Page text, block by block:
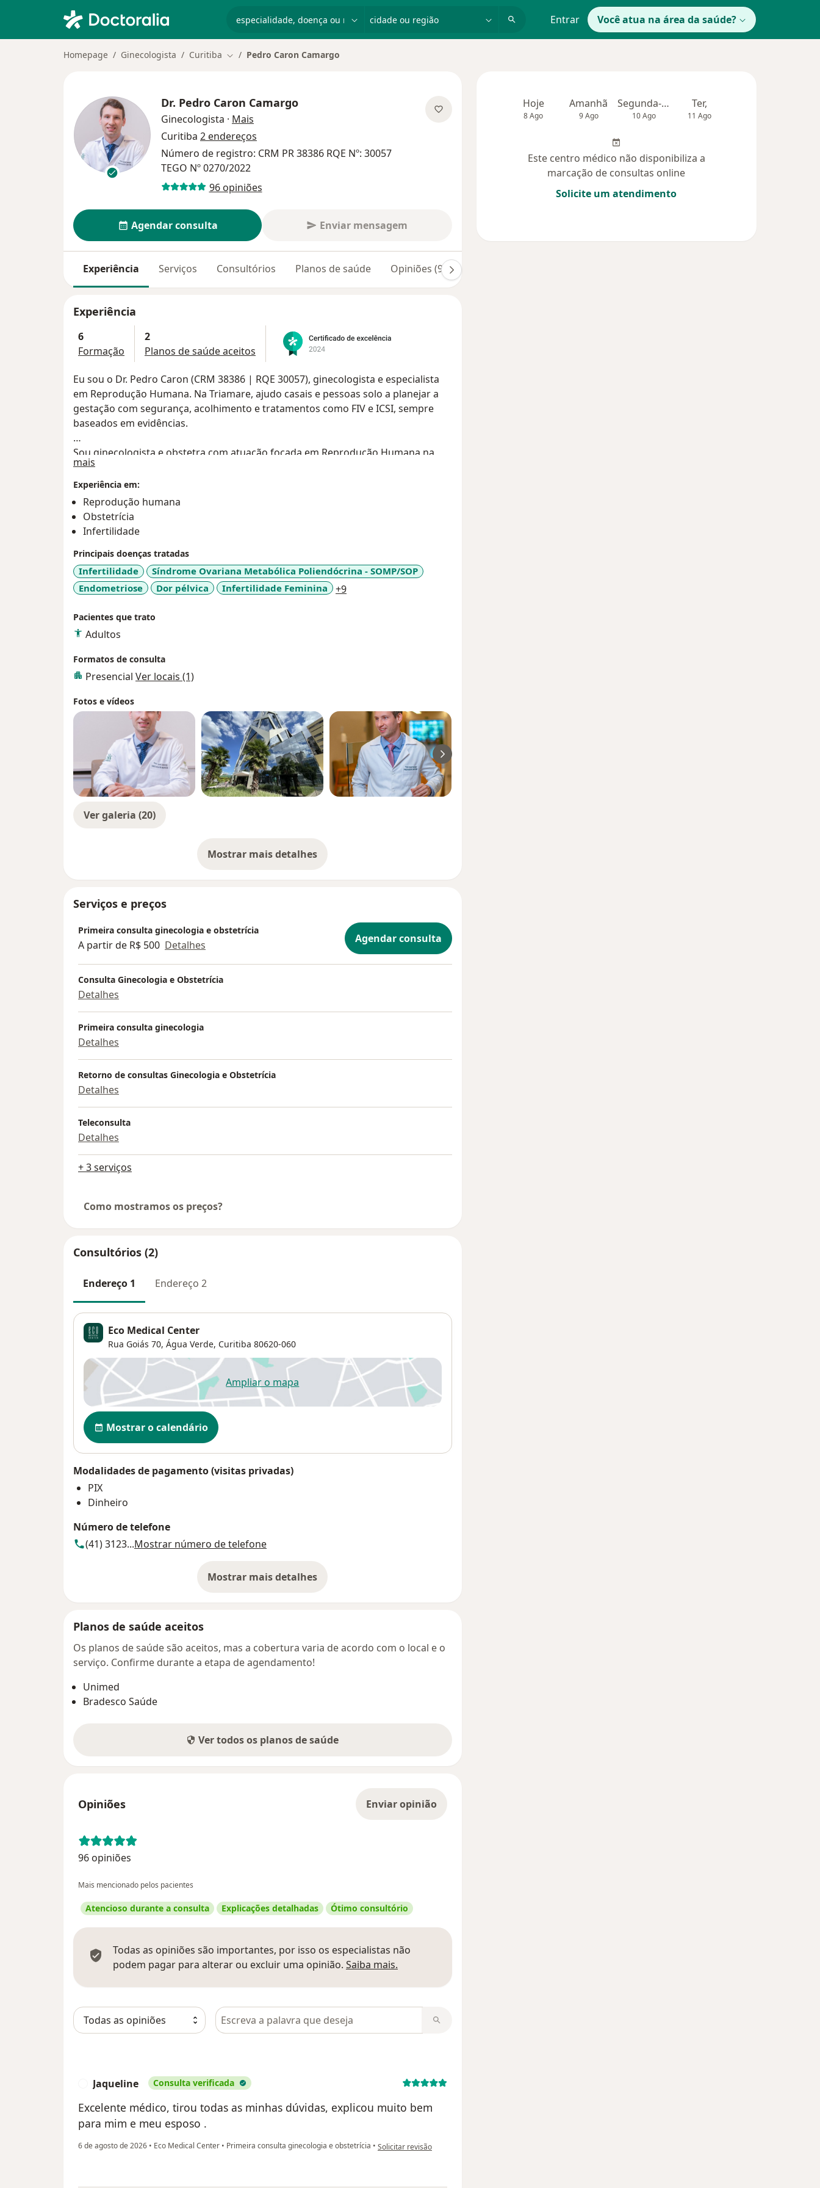
Entrar Você atua na área da saúde?
Homepage Ginecologista Curitiba Mudar de cidade
Pedro Caron Camargo
Dr. Pedro Caron Camargo
Ginecologista · Mais
Curitiba 2 endereços
Número de registro: CRM PR 38386 RQE Nº: 30057
TEGO Nº 0270/2022
96 opiniões
Agendar consulta Enviar mensagem
Experiência Serviços Consultórios Planos de saúde Opiniões (96)
Experiência
6
Formação
2
Planos de saúde aceitos
Eu sou o Dr. Pedro Caron (CRM 38386 | RQE 30057), ginecologista e especialista
em Reprodução Humana. Na Triamare, ajudo casais e pessoas solo a planejar a
gestação com segurança, acolhimento e tratamentos como FIV e ICSI, sempre
baseados em evidências.
Sou ginecologista e obstetra com atuação focada em Reprodução Humana na
Triamare (Curitiba‑PR). Atendo casais e pessoas solo com infertilidade feminina e
masculina, oferecendo avaliação completa e tratamentos como FIV, ICSI,
preservação de fertilidade e ovodoação, com comunicação clara e respeito à
diversidade. Minha prática é baseada em evidências, com explicação didática do
passo a passo e expectativas realistas em cada etapa do cuidado.
mais
Experiência em:
Reprodução humana
Obstetrícia
Infertilidade
Principais doenças tratadas
Infertilidade
Síndrome Ovariana Metabólica Poliendócrina - SOMP/SOP
Endometriose
Dor pélvica Infertilidade Feminina +9a11y_sr_more_diseases
Pacientes que trato
Adultos
Formatos de consulta
Presencial Ver locais (1)
Fotos e vídeos
Ver galeria (20)
Mostrar mais detalhes
sobre a experiência
Serviços e preços
Primeira consulta ginecologia e obstetrícia
A partir de R$ 500 Detalhes Agendar consulta
Consulta Ginecologia e Obstetrícia
Detalhes
Primeira consulta ginecologia
Detalhes
Retorno de consultas Ginecologia e Obstetrícia
Detalhes
Teleconsulta
Detalhes
+ 3 serviços
Como mostramos os preços?
Consultórios (2)
Endereço 1 Endereço 2
Eco Medical Center
Rua Goiás 70, Água Verde, Curitiba 80620-060
Ampliar o mapaabre num novo separador
Disponibilidade
Mostrar o calendário
Modalidades de pagamento (visitas privadas)
PIX
Dinheiro
Número de telefone
(41) 3123...Mostrar número de telefone
Mostrar mais detalhes
sobre o endereço
Planos de saúde aceitos
Os planos de saúde são aceitos, mas a cobertura varia de acordo com o local e o
serviço. Confirme durante a etapa de agendamento!
Unimed
Bradesco Saúde
Ver todos os planos de saúde
Opiniões Enviar opinião
96 opiniões
Mais mencionado pelos pacientes
Atencioso durante a consulta Explicações detalhadas Ótimo consultório
Todas as opiniões são importantes, por isso os especialistas não
podem pagar para alterar ou excluir uma opinião. Saiba mais.
Pesquisar em opiniões
Jaqueline Consulta verificada
Excelente médico, tirou todas as minhas dúvidas, explicou muito bem
para mim e meu esposo .
6 de agosto de 2026 • Eco Medical Center • Primeira consulta ginecologia e obstetrícia • na opinião do utilizador Jaqueline
Solicitar revisão
Hoje
8 Ago
Amanhã
9 Ago
Segunda-feira
10 Ago
Ter,
11 Ago
Este centro médico não disponibiliza a
marcação de consultas online
Solicite um atendimento